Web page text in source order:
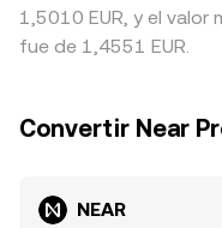
1,5010 EUR, y el valor
fue de 1,4551 EUR.
Convertir Near
NEAR